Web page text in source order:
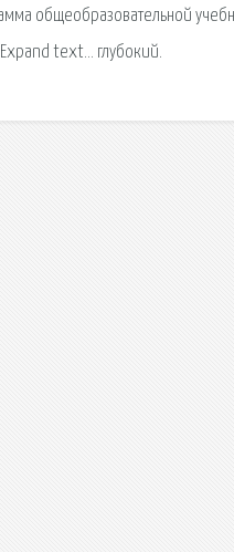
общеобразовательной
text… глубокий.